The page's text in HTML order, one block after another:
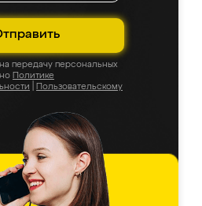
передачу персональных
Политике
Пользовательскому